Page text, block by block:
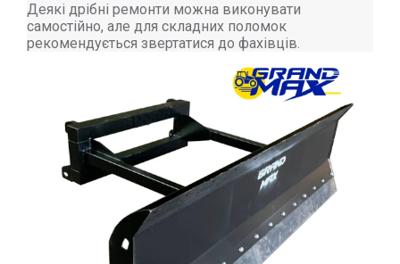
Деякі дрібні ремонти можна виконувати
самостійно, але для складних поломок
рекомендується звертатися до фахівців.